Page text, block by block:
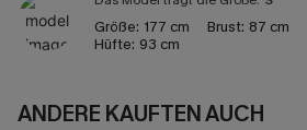
Größe: 177 cm Brust: 87 cm
Hüfte: 93 cm
ANDERE KAUFTEN AUCH